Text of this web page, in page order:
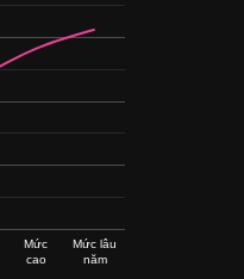
Mức
cao
Mức lâu
năm